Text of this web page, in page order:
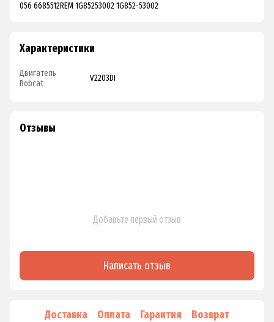
056 6685512REM 1G85253002 1G852-53002
Характеристики
Двигатель
Bobcat
V2203DI
Отзывы
Добавьте первый отзыв
Написать отзыв
Доставка Оплата Гарантия Возврат